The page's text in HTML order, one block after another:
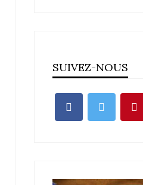
SUIVEZ-NOUS